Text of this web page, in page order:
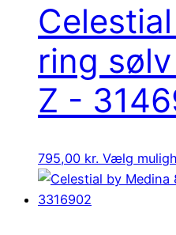
ring
Z -
795,00 kr. Vælg